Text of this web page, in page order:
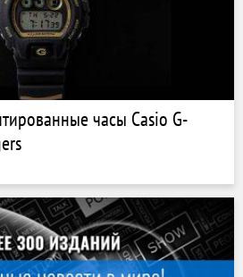
часы Casio G-